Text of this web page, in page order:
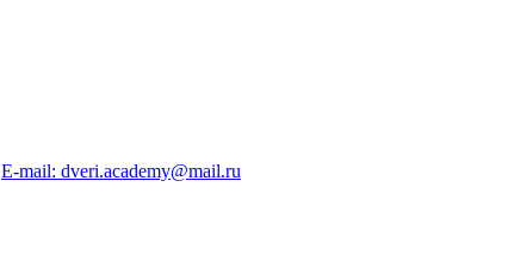
E-mail: dveri.academy@mail.ru